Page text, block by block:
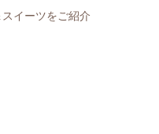
イーツをご紹介